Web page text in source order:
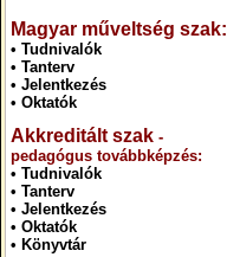
Magyar műveltség szak:
• Tudnivalók
• Tanterv
• Jelentkezés
• Oktatók
Akkreditált szak -
pedagógus továbbképzés:
• Tudnivalók
• Tanterv
• Jelentkezés
• Oktatók
• Könyvtár